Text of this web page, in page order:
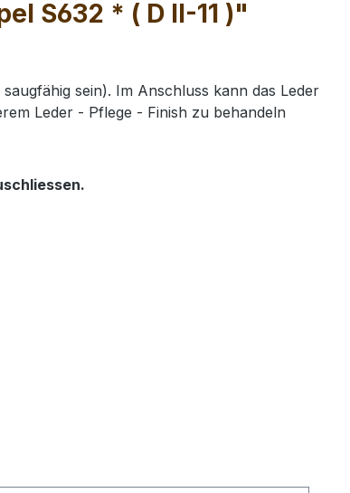
S632 * ( D II-11 )"
sein). Im Anschluss kann das Leder
Leder - Pflege - Finish zu behandeln